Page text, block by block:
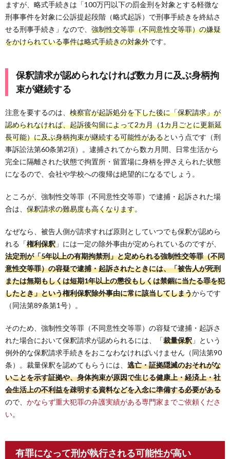
ますが、略式手続きは「100万円以下の罰金刑を対象とする軽微な
刑事事件を対象に公訴提起段階（略式起訴）で刑事手続きを終結さ
せる刑事手続き」なので、 強制性交等罪（不同意性交等罪）の嫌疑
をかけられている事件は略式手続きの対象外です。
保釈請求が認められなければ数カ月に及ぶ身柄拘
束が継続する
注意を要するのは、 検察官が起訴処分を下した後に「保釈請求」が
認められなければ、起訴後勾留によって2カ月（1カ月ごとに更新延
長可能）に及ぶ身柄拘束が継続する可能性があるという点です（刑
事訴訟法第60条第2項）。逮捕されてから数カ月間、日常生活から
完全に隔離された状態で拘置所・留置場に身柄を押さえられた状態
になるので、会社や学校への復帰は絶望的になるでしょう。
ところが、強制性交等罪（不同意性交等罪）で逮捕・起訴された場
合は、 保釈請求の難易度も高くなります。
なぜなら、被告人側が請求すれば原則としていつでも保釈が認めら
れる「権利保釈 」には一定の除外事由が定められているのですが、
法定刑が「5年以上の有期拘禁刑」と定められる強制性交等罪（不同
意性交等罪）の容疑で逮捕・起訴されたときには、「被告人が死刑
または無期もしくは短期1年以上の懲役もしくは禁錮に当たる罪を犯
したとき」という権利保釈除外事由に常に該当してしまうからです
（同法第89条第1号）。
そのため、強制性交等罪（不同意性交等罪）の容疑で逮捕・起訴さ
れた場合において保釈請求が認められるには、「裁量保釈 」という
例外的な保釈請求手続きをおこなわなければいけません（同法第90
条）。裁量保釈を認めてもらうには、 逃亡・証拠隠滅のおそれがな
いことを示す証拠や、身体拘束が原因で生じる健康上・経済上・社
会生活上の不利益を疎明する資料などを入念に準備する必要がある
ので、 かならず重大犯罪の弁護実績がある専門家までご依頼くださ
い。
有罪になって刑が執行される可能性が高い